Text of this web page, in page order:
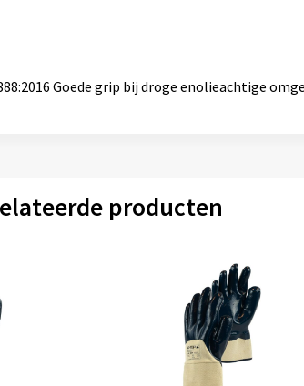
Goede grip bij droge enolieachtige
producten